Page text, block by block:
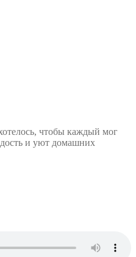
чтобы каждый мог
и уют домашних